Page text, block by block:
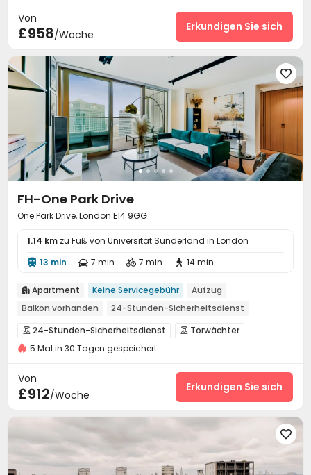
Besprechungsraum Selbststudienraum
Gemeinschaftsküche Paketkasten
 Abstellplatz für Fahrräder Fitnessstudio
Warmwasserbecken Schwimmbad
Wellnesszentrum Schwitzraum KTV
Yoga-Raum Kino  Clubhaus Dachterrasse
Grillbereich Terrasse
Von
£958/Woche
Erkundigen Sie sich

FH-One Park Drive
One Park Drive, London E14 9GG
1.14 km zu Fuß von Universität Sunderland in London
 13 min  7 min  7 min  14 min
 Apartment Keine Servicegebühr
Aufzug
Balkon vorhanden
24-Stunden-Sicherheitsdienst
 24-Stunden-Sicherheitsdienst  Torwächter
Überwachungssystem Rezeption
Schließfach Lounge für Bewohner
Bibliothek Selbststudienraum Fitnessstudio
Schwimmbad Schwitzraum Yoga-Raum

5 Mal in 30 Tagen gespeichert
Von
£912/Woche
Erkundigen Sie sich
